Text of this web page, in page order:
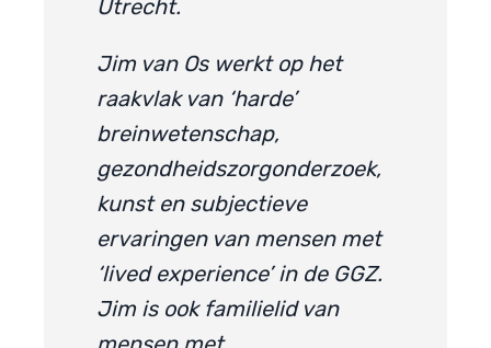
Utrecht.
Jim van Os werkt op het
raakvlak van ‘harde’
breinwetenschap,
gezondheidszorgonderzoek,
kunst en subjectieve
ervaringen van mensen met
‘lived experience’ in de GGZ.
Jim is ook familielid van